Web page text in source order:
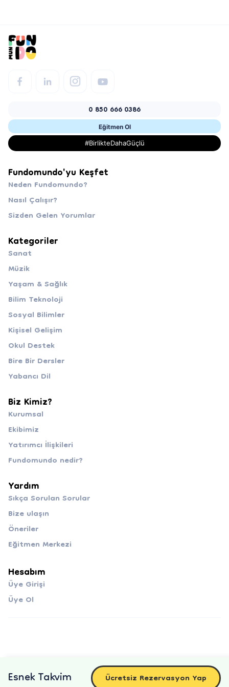
Esnek Takvim Ücretsiz Rezervasyon Yap
0 850 666 0386
Eğitmen Ol
#BirlikteDahaGüçlü
Fundomundo'yu Keşfet
Neden Fundomundo?
Nasıl Çalışır?
Sizden Gelen Yorumlar
Kategoriler
Sanat
Müzik
Yaşam & Sağlık
Bilim Teknoloji
Sosyal Bilimler
Kişisel Gelişim
Okul Destek
Bire Bir Dersler
Yabancı Dil
Biz Kimiz?
Kurumsal
Ekibimiz
Yatırımcı İlişkileri
Fundomundo nedir?
Yardım
Sıkça Sorulan Sorular
Bize ulaşın
Öneriler
Eğitmen Merkezi
Hesabım
Üye Girişi
Üye Ol